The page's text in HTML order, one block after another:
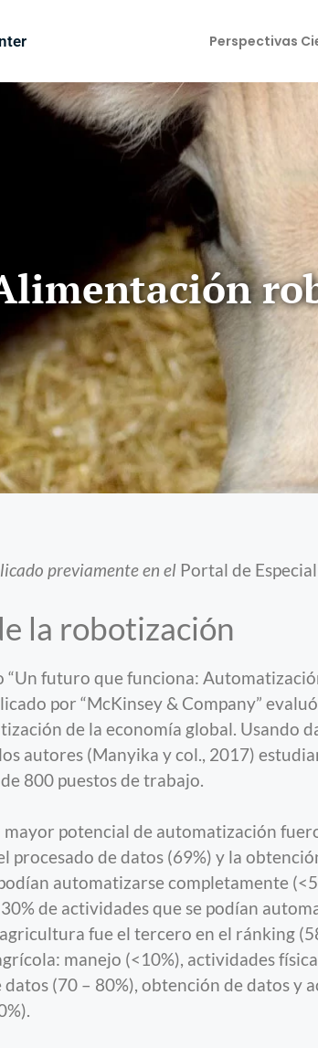
Perspectivas
previamente en el Portal de
la robotización
futuro que funciona:
por “McKinsey & Company”
de la economía global. Usando
autores (Manyika y col., 2017)
800 puestos de trabajo.
mayor potencial de automatización
procesado de datos (69%) y la
automatizarse completamente
de actividades que se podían
fue el tercero en el ránking
manejo (<10%), actividades
datos (70 – 80%), obtención de datos y